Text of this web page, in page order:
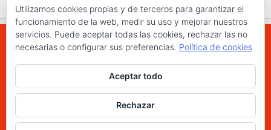
WWW.ELCHAPLON.COM © 2026. Todos los
derechos reservados.
Utilizamos cookies propias y de terceros para garantizar el
funcionamiento de la web, medir su uso y mejorar nuestros
servicios. Puede aceptar todas las cookies, rechazar las no
necesarias o configurar sus preferencias. Política de cookies
Aceptar todo
Rechazar